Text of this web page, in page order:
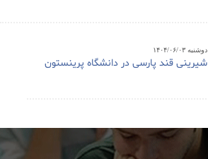
دوشنبه ۱۴۰۴/۰۶/۰۳
شیرینی قند پارسی در دانشگاه پرینستون